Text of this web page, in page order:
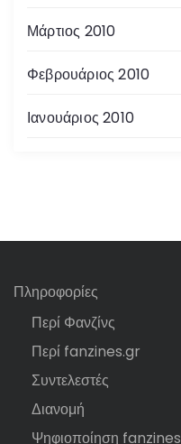
Μάρτιος 2010
Φεβρουάριος 2010
Ιανουάριος 2010
Πληροφορίες
Περί Φανζίνς
Περί fanzines.gr
Συντελεστές
Διανομή
Ψηφιοποίηση fanzines